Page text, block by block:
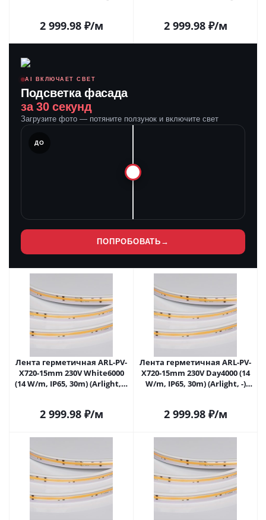
2 999.98₽/м 2 999.98₽/м
AI ВКЛЮЧАЕТ СВЕТ
Подсветка фасада
за 30 секунд
Загрузите фото — потяните ползунок и включите свет
ДО
ПОПРОБОВАТЬ →
Лента герметичная ARL-PV-
X720-15mm 230V White6000
(14 W/m, IP65, 30m) (Arlight, -)
2 999.98₽/м
Лента герметичная ARL-PV-
X720-15mm 230V Day4000 (14
W/m, IP65, 30m) (Arlight, -)
2 999.98₽/м